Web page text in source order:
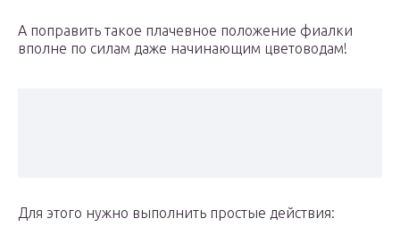
А поправить такое плачевное положение фиалки
вполне по силам даже начинающим цветоводам!
Для этого нужно выполнить простые действия: